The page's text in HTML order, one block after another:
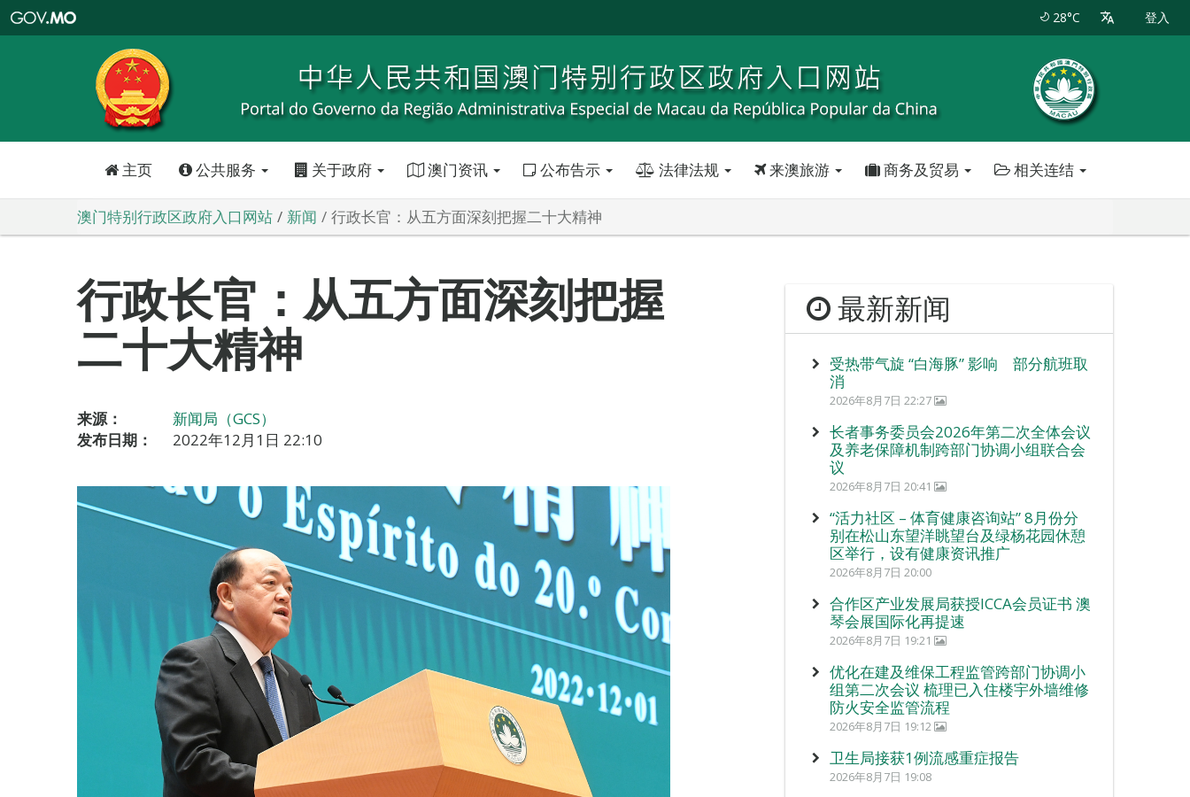
特
政
区
政
口
28°C 登入
主页 公共服务 关于政府 澳门资讯 公布告示 法律法规 来澳旅游 商务及贸易 相关连结
澳门特别行政区政府入口网站 新闻 行政长官：从五方面深刻把握二十大精神
行政长官：从五方面深刻把握
二十大精神
来源：
新闻局（GCS）
发布日期：
2022年12月1日 22:10
最新新闻
受热带气旋 “白海豚” 影响 部分航班取
消
2026年8月7日 22:27
长者事务委员会2026年第二次全体会议
及养老保障机制跨部门协调小组联合会
议
2026年8月7日 20:41
“活力社区 – 体育健康咨询站” 8月份分
别在松山东望洋眺望台及绿杨花园休憩
区举行，设有健康资讯推广
2026年8月7日 20:00
合作区产业发展局获授ICCA会员证书 澳
琴会展国际化再提速
2026年8月7日 19:21
优化在建及维保工程监管跨部门协调小
组第二次会议 梳理已入住楼宇外墙维修
防火安全监管流程
2026年8月7日 19:12
卫生局接获1例流感重症报告
2026年8月7日 19:08